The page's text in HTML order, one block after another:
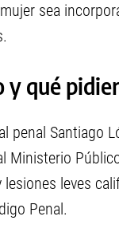
sea
y qué
penal Santiago
Ministerio
lesiones leves
Penal.